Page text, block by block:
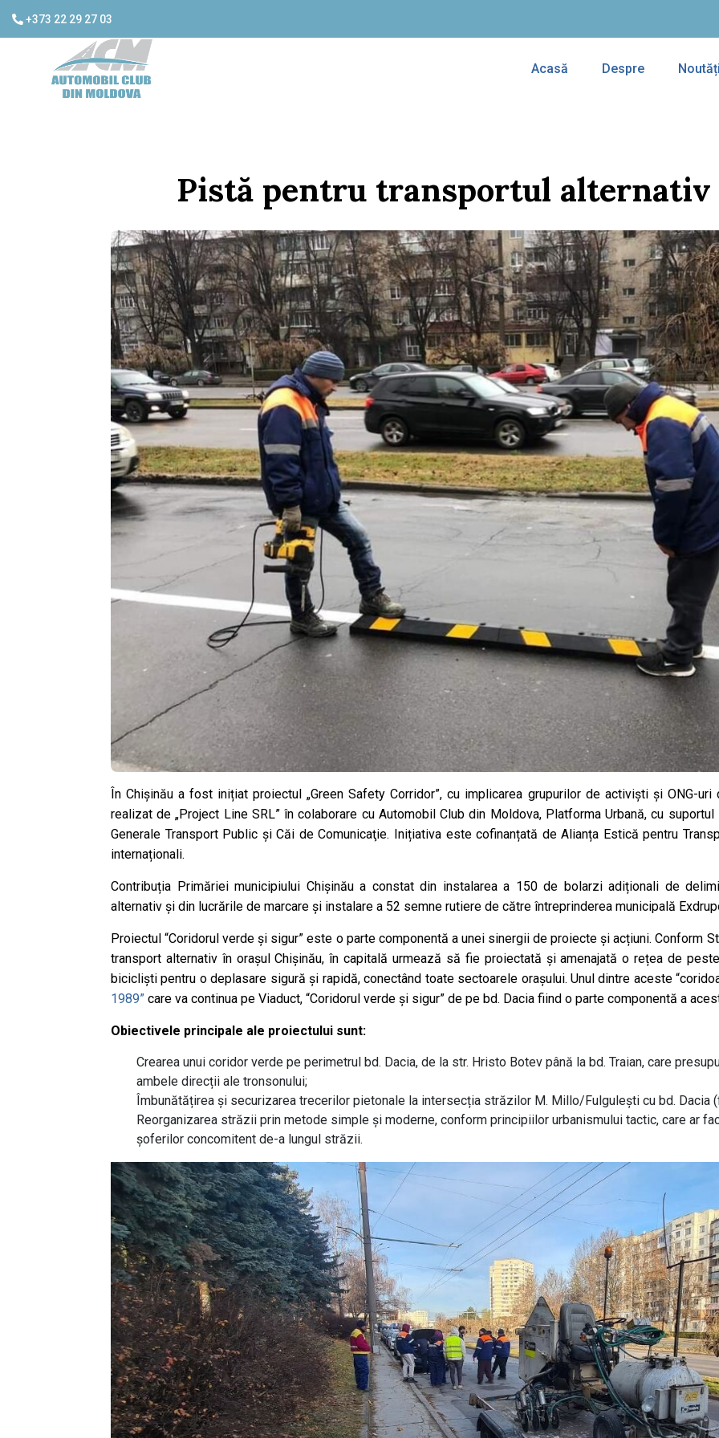
+373 22 29 27 03
Acasă Despre
Pistă pentru transportul alternativ
În Chișinău a fost inițiat proiectul „Green Safety Corridor”, cu implicarea grupurilor de activiști și ONG-
realizat de „Project Line SRL” în colaborare cu Automobil Club din Moldova, Platforma Urbană, cu
Generale Transport Public şi Căi de Comunicaţie. Inițiativa este cofinanțată de Alianța Estică pentru
internaționali.
Contribuția Primăriei municipiului Chișinău a constat din instalarea a 150 de bolarzi adiționali de
alternativ și din lucrările de marcare și instalare a 52 semne rutiere de către întreprinderea municipală
Proiectul “Coridorul verde și sigur” este o parte componentă a unei sinergii de proiecte și acțiuni. Conform
transport alternativ în orașul Chișinău, în capitală urmează să fie proiectată și amenajată o rețea de
bicicliști pentru o deplasare sigură și rapidă, conectând toate sectoarele orașului. Unul dintre aceste
1989” care va continua pe Viaduct, “Coridorul verde și sigur” de pe bd. Dacia fiind o parte componentă a
Obiectivele principale ale proiectului sunt:
Crearea unui coridor verde pe perimetrul bd. Dacia, de la str. Hristo Botev până la bd. Traian, care
ambele direcții ale tronsonului;
Îmbunătățirea și securizarea trecerilor pietonale la intersecția străzilor M. Millo/Fulgulești cu bd. Dacia
Reorganizarea străzii prin metode simple și moderne, conform principiilor urbanismului tactic, care ar
șoferilor concomitent de-a lungul străzii.